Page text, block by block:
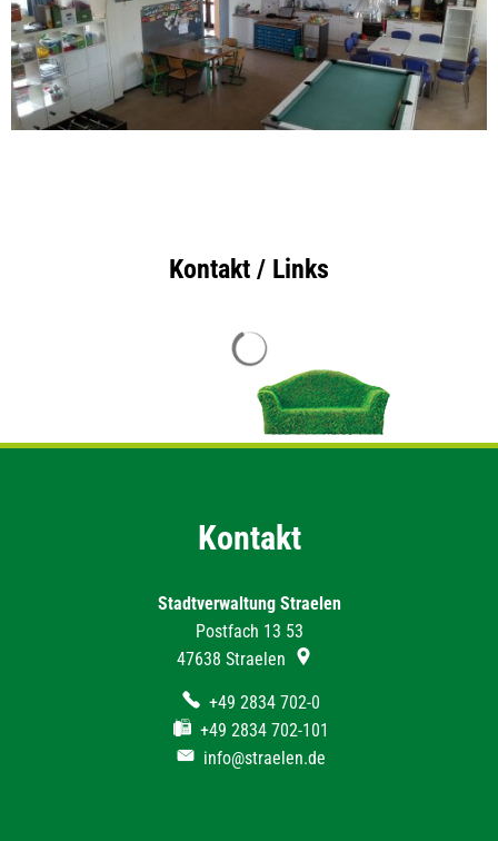
Kontakt / Links
Kontakt
Stadtverwaltung Straelen
Postfach 13 53
47638 Straelen
+49 2834 702-0
+49 2834 702-101
info@straelen.de